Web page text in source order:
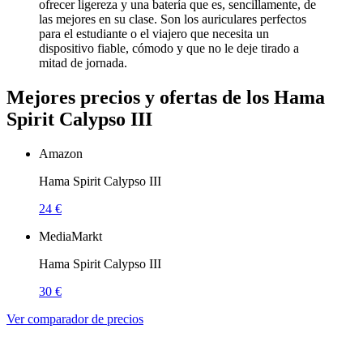
ofrecer ligereza y una batería que es, sencillamente, de
las mejores en su clase. Son los auriculares perfectos
para el estudiante o el viajero que necesita un
dispositivo fiable, cómodo y que no le deje tirado a
mitad de jornada.
Mejores precios y ofertas de los Hama
Spirit Calypso III
Amazon
Hama Spirit Calypso III
24 €
MediaMarkt
Hama Spirit Calypso III
30 €
Ver comparador de precios